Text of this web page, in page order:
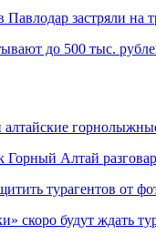
застряли на
до 500 тыс.
Горный Алтай
турагентов от
скоро будут ждать